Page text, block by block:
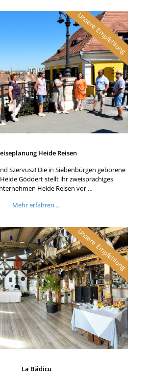
Heide Reisen
Szervusz! Die in Siebenbürgen geborene
Göddert stellt ihr zweisprachiges
Heide Reisen vor …
Mehr erfahren …
La Bădicu